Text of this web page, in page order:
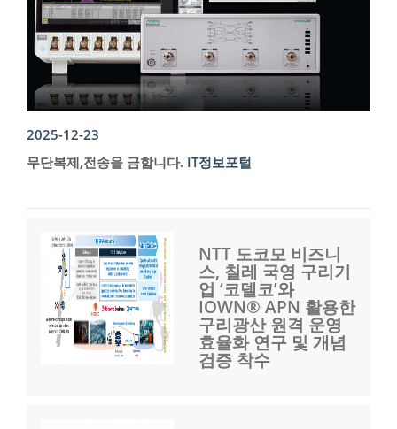
2025-12-23
무단복제,전송을 금합니다. IT정보포털
NTT 도코모 비즈니
스, 칠레 국영 구리기
업 ‘코델코’와
IOWN® APN 활용한
구리광산 원격 운영
효율화 연구 및 개념
검증 착수